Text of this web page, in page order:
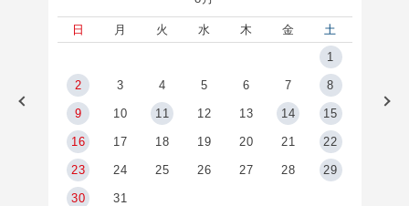
日 月 火 水 木 金
土
1
2 3 4 5 6 7 8
9 10 11 12 13 14 15
16 17 18 19 20 21 22
23 24 25 26 27 28 29
30 31